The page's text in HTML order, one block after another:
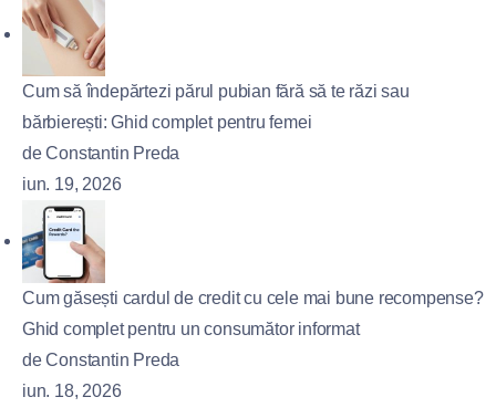
Cum să îndepărtezi părul pubian fără să te răzi sau
bărbierești: Ghid complet pentru femei
de Constantin Preda
iun. 19, 2026
Cum găsești cardul de credit cu cele mai bune recompense?
Ghid complet pentru un consumător informat
de Constantin Preda
iun. 18, 2026